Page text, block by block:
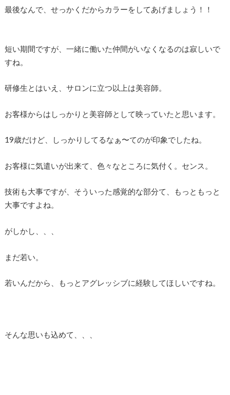
最後なんで、せっかくだからカラーをしてあげましょう！！
短い期間ですが、一緒に働いた仲間がいなくなるのは寂しいで
すね。
研修生とはいえ、サロンに立つ以上は美容師。
お客様からはしっかりと美容師として映っていたと思います。
19歳だけど、しっかりしてるなぁ〜てのが印象でしたね。
お客様に気遣いが出来て、色々なところに気付く。センス。
技術も大事ですが、そういった感覚的な部分て、もっともっと
大事ですよね。
がしかし、、、
まだ若い。
若いんだから、もっとアグレッシブに経験してほしいですね。
そんな思いも込めて、、、